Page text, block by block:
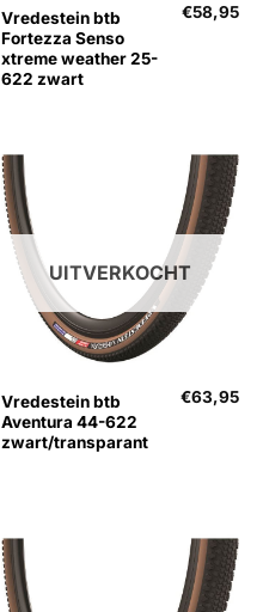
Vredestein btb
Fortezza Senso
xtreme weather 25-
622 zwart
€58,95
UITVERKOCHT
Vredestein btb
Aventura 44-622
zwart/transparant
€63,95